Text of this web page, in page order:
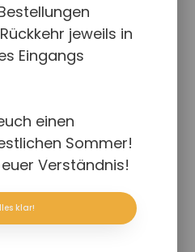
jeweils in
Eingangs
einen
Sommer!
Verständnis!
klar!